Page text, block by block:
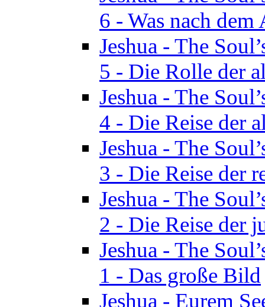
6 - Was nach
Jeshua - The
5 - Die Rolle der
Jeshua - The
4 - Die Reise der
Jeshua - The
3 - Die Reise der
Jeshua - The
2 - Die Reise der
Jeshua - The
1 - Das große Bild
Jeshua - Eurem